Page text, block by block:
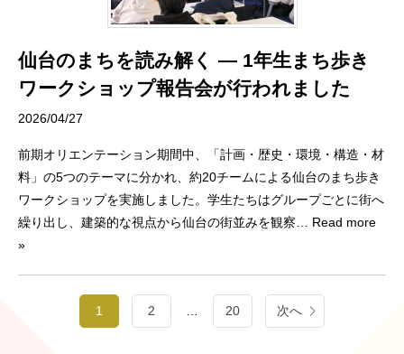
仙台のまちを読み解く ― 1年生まち歩き
ワークショップ報告会が行われました
2026/04/27
前期オリエンテーション期間中、「計画・歴史・環境・構造・材
料」の5つのテーマに分かれ、約20チームによる仙台のまち歩き
ワークショップを実施しました。学生たちはグループごとに街へ
繰り出し、建築的な視点から仙台の街並みを観察 … Read more
»
1 2 20 次へ